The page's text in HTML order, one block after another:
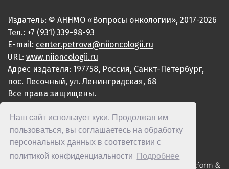
Наш сайт использует куки. Продолжая им
пользоваться, вы соглашаетесь на обработку
персональных данных в соответствии с
политикой конфиденциальности
Подробнее
Издатель: © АННМО «Вопросы онкологии», 2017-2026
Тел.: +7 (931) 339-98-93
E-mail: center.petrova@niioncologii.ru
URL: www.niioncologii.ru
Адрес издателя: 197758, Россия, Санкт-Петербург,
пос. Песочный, ул. Ленинградская, 68
Все права защищены.
ISSN 2949-4915 (Online)